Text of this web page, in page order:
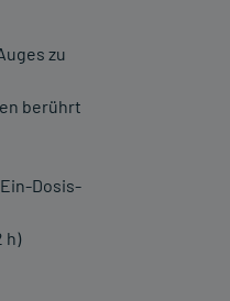
zu
berührt
Dosis-
h)